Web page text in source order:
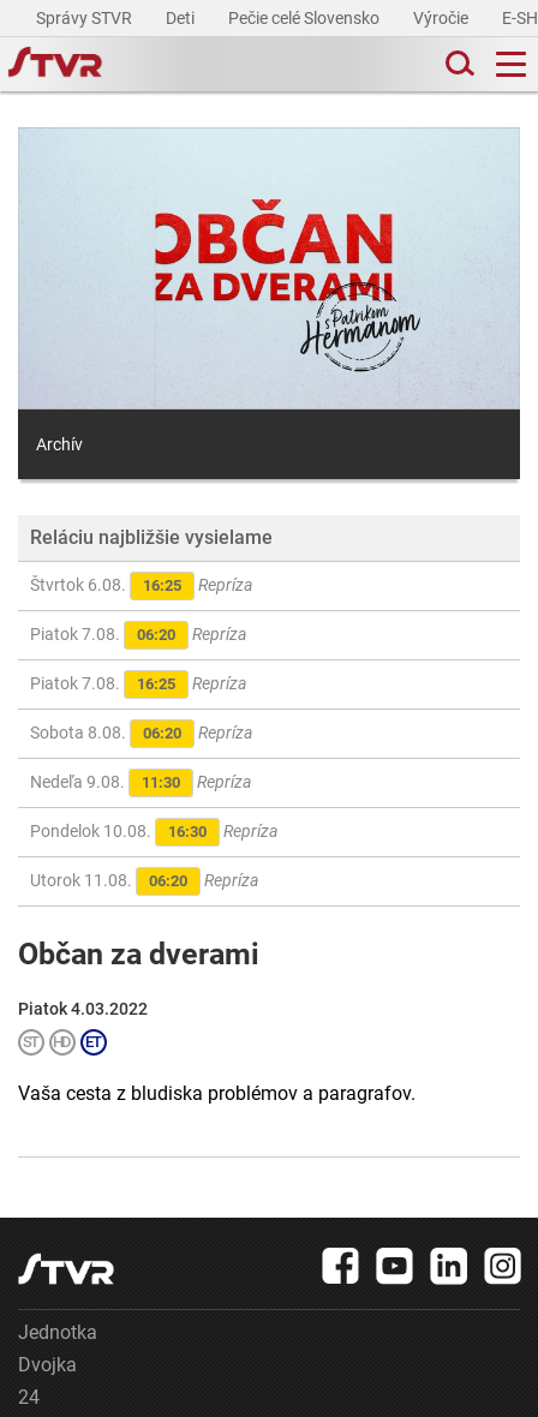
Správy STVR Deti Pečie celé Slovensko Výročie E-
Archív
Reláciu najbližšie vysielame
Štvrtok 6.08. 16:25 Repríza
Piatok 7.08. 06:20 Repríza
Piatok 7.08. 16:25 Repríza
Sobota 8.08. 06:20 Repríza
Nedeľa 9.08. 11:30 Repríza
Pondelok 10.08. 16:30 Repríza
Utorok 11.08. 06:20 Repríza
Občan za dverami
Piatok 4.03.2022
Vaša cesta z bludiska problémov a paragrafov.
Jednotka
Dvojka
24